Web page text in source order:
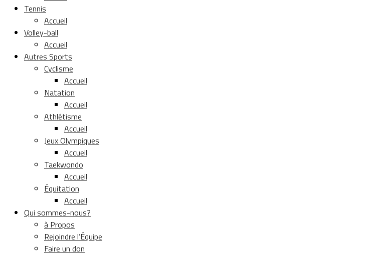
Tennis
Accueil
Volley-ball
Accueil
Autres Sports
Cyclisme
Accueil
Natation
Accueil
Athlétisme
Accueil
Jeux Olympiques
Accueil
Taekwondo
Accueil
Équitation
Accueil
Qui sommes-nous?
à Propos
Rejoindre l’Équipe
Faire un don